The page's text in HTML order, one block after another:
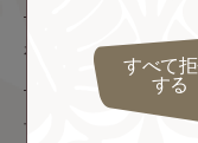
有効期限: 2027年3月
予約・購入：エア タ
すべて
する